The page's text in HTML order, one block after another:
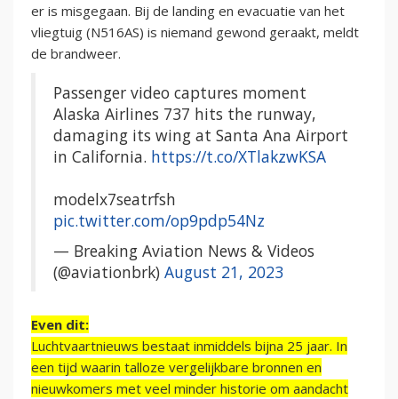
er is misgegaan. Bij de landing en evacuatie van het
vliegtuig (N516AS) is niemand gewond geraakt, meldt
de brandweer.
Passenger video captures moment
Alaska Airlines 737 hits the runway,
damaging its wing at Santa Ana Airport
in California. https://t.co/XTlakzwKSA
modelx7seatrfsh
pic.twitter.com/op9pdp54Nz
— Breaking Aviation News & Videos
(@aviationbrk) August 21, 2023
Even dit:
Luchtvaartnieuws bestaat inmiddels bijna 25 jaar. In
een tijd waarin talloze vergelijkbare bronnen en
nieuwkomers met veel minder historie om aandacht